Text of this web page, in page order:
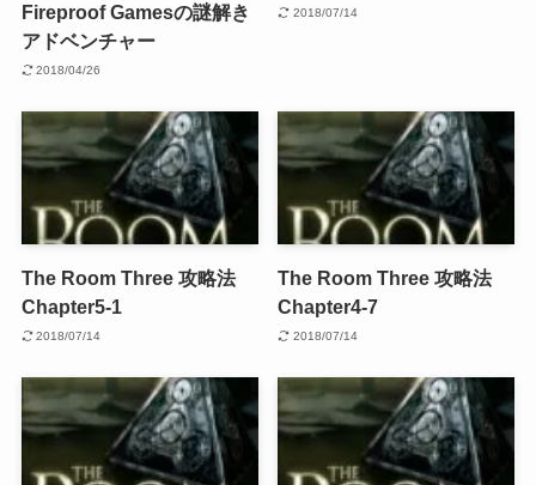
Fireproof Gamesの謎解き
アドベンチャー
2018/04/26
2018/07/14
The Room Three 攻略法
Chapter5-1
2018/07/14
The Room Three 攻略法
Chapter4-7
2018/07/14